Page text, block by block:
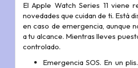
El Apple Watch Series 11 viene
novedades que cuidan de ti. Está
en caso de emergencia, aunque
a tu alcance. Mientras lleves
controlado.
Emergencia SOS. En un